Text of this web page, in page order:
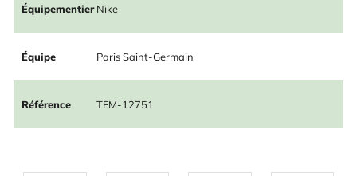
Équipementier Nike
Équipe Paris Saint-Germain
Référence TFM-12751